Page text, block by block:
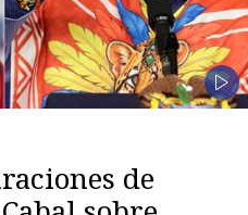
de